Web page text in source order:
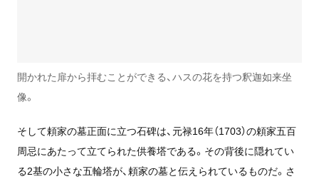
開かれた扉から拝むことができる、ハスの花を持つ釈迦如来坐
像。
そして頼家の墓正面に立つ石碑は、元禄16年（1703）の頼家五百
周忌にあたって立てられた供養塔である。その背後に隠れてい
る2基の小さな五輪塔が、頼家の墓と伝えられているものだ。さ